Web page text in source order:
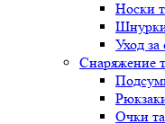
Носки
Уход
Снаряжение
Очки